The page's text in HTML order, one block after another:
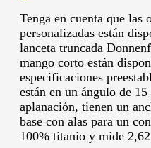
Tenga en cuenta que las
personalizadas están
lanceta truncada
mango corto están
especificaciones
están en un ángulo de
aplanación, tienen un
base con alas para un
100% titanio y mide